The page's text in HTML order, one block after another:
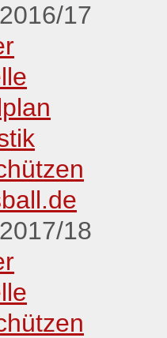
17
18